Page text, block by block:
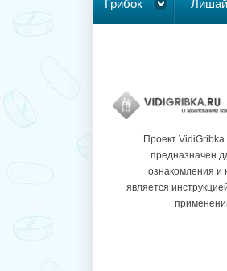
Грибок Лишай
Проект
предназначен
ознакомления и
является